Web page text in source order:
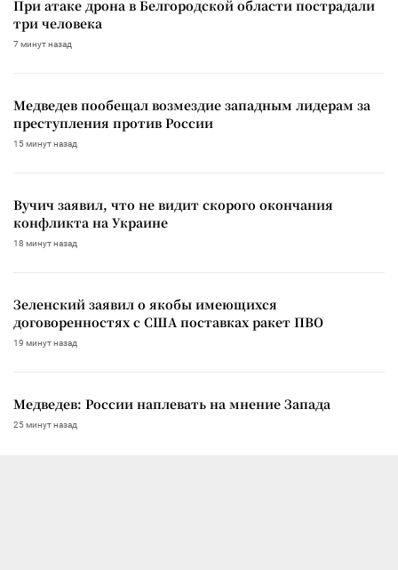
При атаке дрона в Белгородской области пострадали
три человека
7 минут назад
Медведев пообещал возмездие западным лидерам за
преступления против России
15 минут назад
Вучич заявил, что не видит скорого окончания
конфликта на Украине
18 минут назад
Зеленский заявил о якобы имеющихся
договоренностях с США поставках ракет ПВО
19 минут назад
Медведев: России наплевать на мнение Запада
25 минут назад